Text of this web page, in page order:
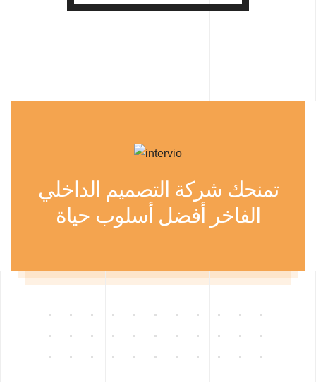
تمنحك شركة التصميم الداخلي
الفاخر أفضل أسلوب حياة